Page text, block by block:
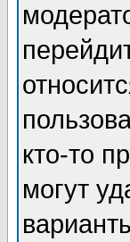
кто-то
могут